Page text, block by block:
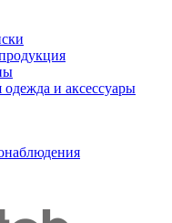
и аксессуары